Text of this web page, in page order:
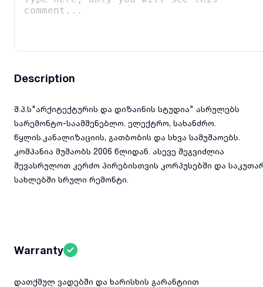
Description
შ.პ.ს"არქიტექტურის და დიზაინის სტუდია" ასრულებს
სარემონტო-საამშენებლო. ელექტრო, სახანძრო.
წყლის.კანალიზაციის, გათბობის და სხვა სამუშაოებს.
კომპანია მუშაობს 2006 წლიდან. ასევე შეგვიძლია
შევასრულოთ კერძო პირებისთვის კორპუსებში და
სახლებში სრული რემონტი.
Warranty
დათქმულ ვადებში და ხარისხის გარანტიით